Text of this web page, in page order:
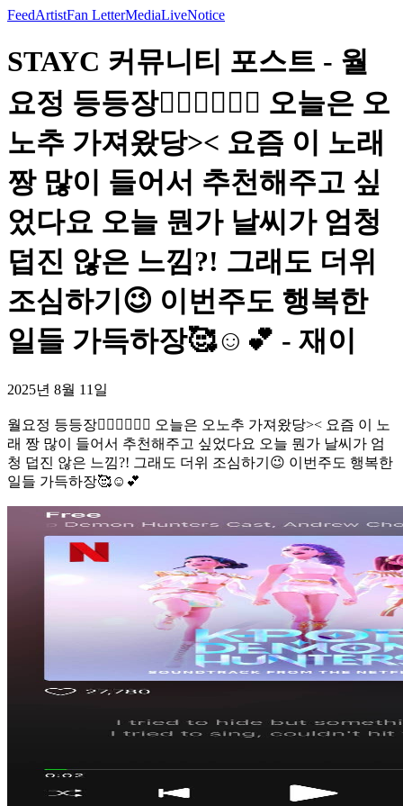
FeedArtistFan LetterMediaLiveNotice
STAYC 커뮤니티 포스트 - 월
요정 등등장🧚🏻‍♀️🧚🏻‍♀️ 오늘은 오
노추 가져왔당>< 요즘 이 노래
짱 많이 들어서 추천해주고 싶
었다요 오늘 뭔가 날씨가 엄청
덥진 않은 느낌?! 그래도 더위
조심하기😉 이번주도 행복한
일들 가득하장🥰☺️💕 - 재이
2025년 8월 11일
월요정 등등장🧚🏻‍♀️🧚🏻‍♀️ 오늘은 오노추 가져왔당>< 요즘 이 노
래 짱 많이 들어서 추천해주고 싶었다요 오늘 뭔가 날씨가 엄
청 덥진 않은 느낌?! 그래도 더위 조심하기😉 이번주도 행복한
일들 가득하장🥰☺️💕